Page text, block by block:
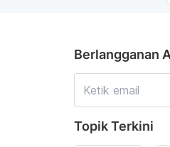
Berlangganan
Topik Terkini